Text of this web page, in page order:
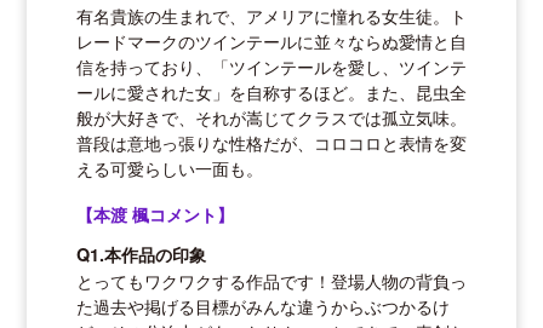
有名貴族の生まれで、アメリアに憧れる女生徒。ト
レードマークのツインテールに並々ならぬ愛情と自
信を持っており、「ツインテールを愛し、ツインテ
ールに愛された女」を自称するほど。また、昆虫全
般が大好きで、それが嵩じてクラスでは孤立気味。
普段は意地っ張りな性格だが、コロコロと表情を変
える可愛らしい一面も。
【本渡 楓コメント】
Q1.本作品の印象
とってもワクワクする作品です！登場人物の背負っ
た過去や掲げる目標がみんな違うからぶつかるけ